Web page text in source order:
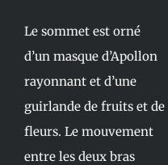
Le sommet est orné
d’un masque d’Apollon
rayonnant et d’une
guirlande de fruits et de
fleurs. Le mouvement
entre les deux bras